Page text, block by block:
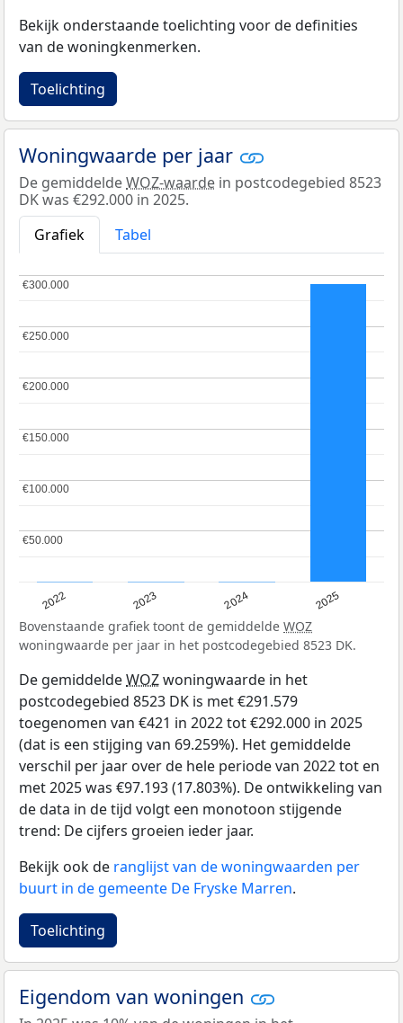
Bekijk onderstaande toelichting voor de definities
van de woningkenmerken.
Toelichting
Woningwaarde per jaar
De gemiddeldeWOZ-waarde in postcodegebied 8523
DK was €292.000 in 2025.
Grafiek
Tabel
2022 2023 2024 2025
€50.000
€50.000
€100.000
€100.000
€150.000
€150.000
€200.000
€200.000
€250.000
€250.000
€300.000
€300.000
Bovenstaande grafiek toont de gemiddelde WOZ
woningwaarde per jaar in het postcodegebied 8523 DK.
De gemiddeldeWOZwoningwaarde in het
postcodegebied 8523 DK is met €291.579
toegenomen van €421 in 2022 tot €292.000 in 2025
(dat is een stijging van 69.259%). Het gemiddelde
verschil per jaar over de hele periode van 2022 tot en
met 2025 was €97.193 (17.803%). De ontwikkeling van
de data in de tijd volgt een monotoon stijgende
trend: De cijfers groeien ieder jaar.
Bekijk ook de ranglijst van de woningwaarden per
buurt in de gemeente De Fryske Marren.
Toelichting
Eigendom van woningen